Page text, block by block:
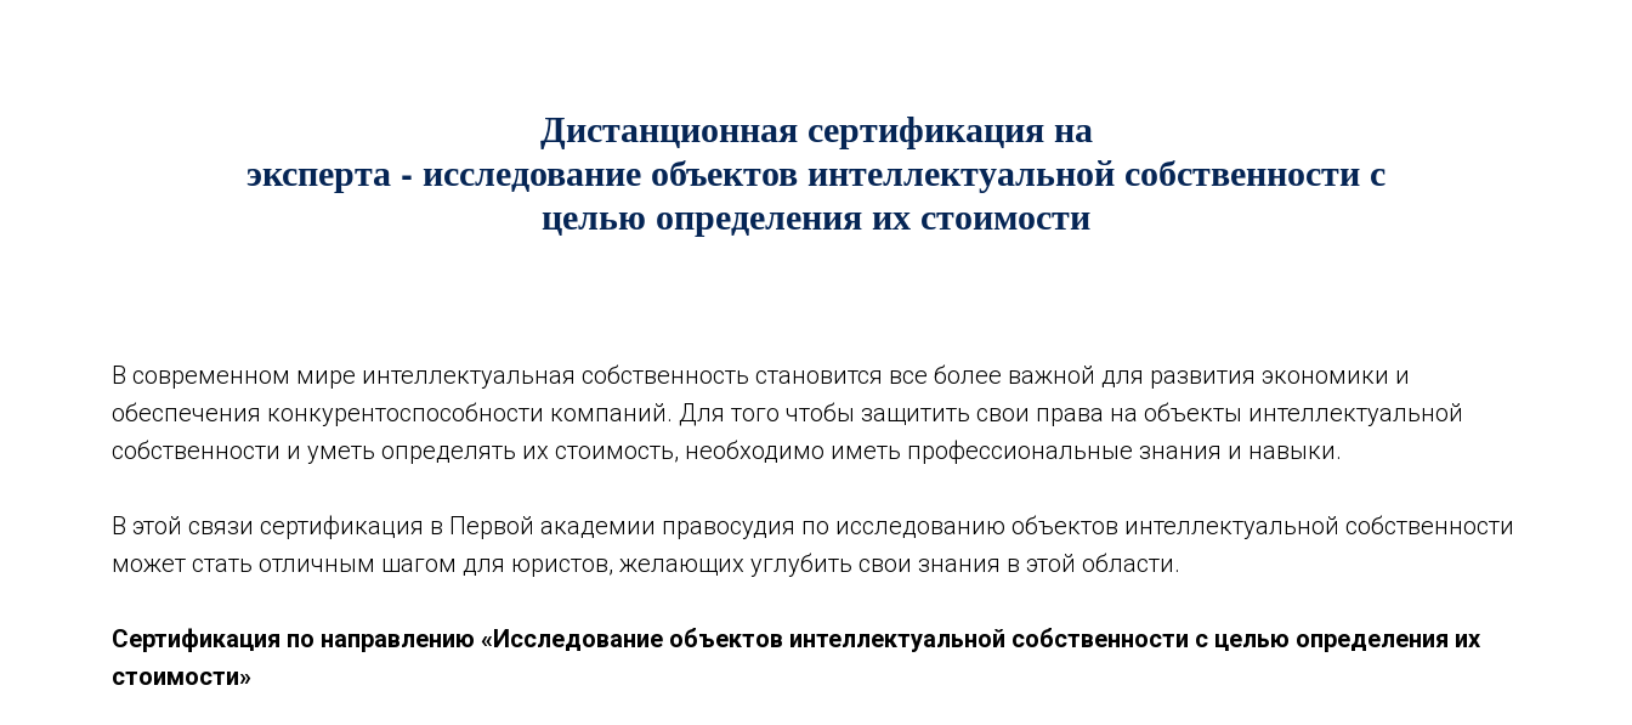
Дистанционная сертификация на
эксперта - исследование объектов интеллектуальной собственности с
целью определения их стоимости
В современном мире интеллектуальная собственность становится все более важной для развития экономики и
обеспечения конкурентоспособности компаний. Для того чтобы защитить свои права на объекты интеллектуальной
собственности и уметь определять их стоимость, необходимо иметь профессиональные знания и навыки.
В этой связи сертификация в Первой академии правосудия по исследованию объектов интеллектуальной собственности
может стать отличным шагом для юристов, желающих углубить свои знания в этой области.
Сертификация по направлению «Исследование объектов интеллектуальной собственности с целью определения их
стоимости»